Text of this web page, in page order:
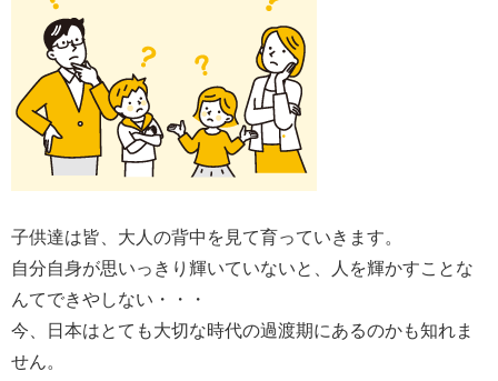
子供達は皆、大人の背中を見て育っていきます。
自分自身が思いっきり輝いていないと、人を輝かすことな
んてできやしない・・・
今、日本はとても大切な時代の過渡期にあるのかも知れま
せん。